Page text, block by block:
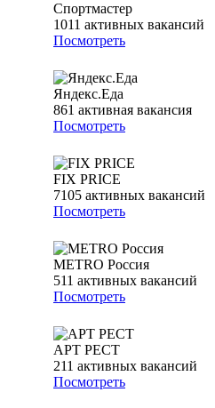
Спортмастер
1011 активных вакансий
Посмотреть
Яндекс.Еда
861 активная вакансия
Посмотреть
FIX PRICE
7105 активных вакансий
Посмотреть
METRO Россия
511 активных вакансий
Посмотреть
АРТ РЕСТ
211 активных вакансий
Посмотреть